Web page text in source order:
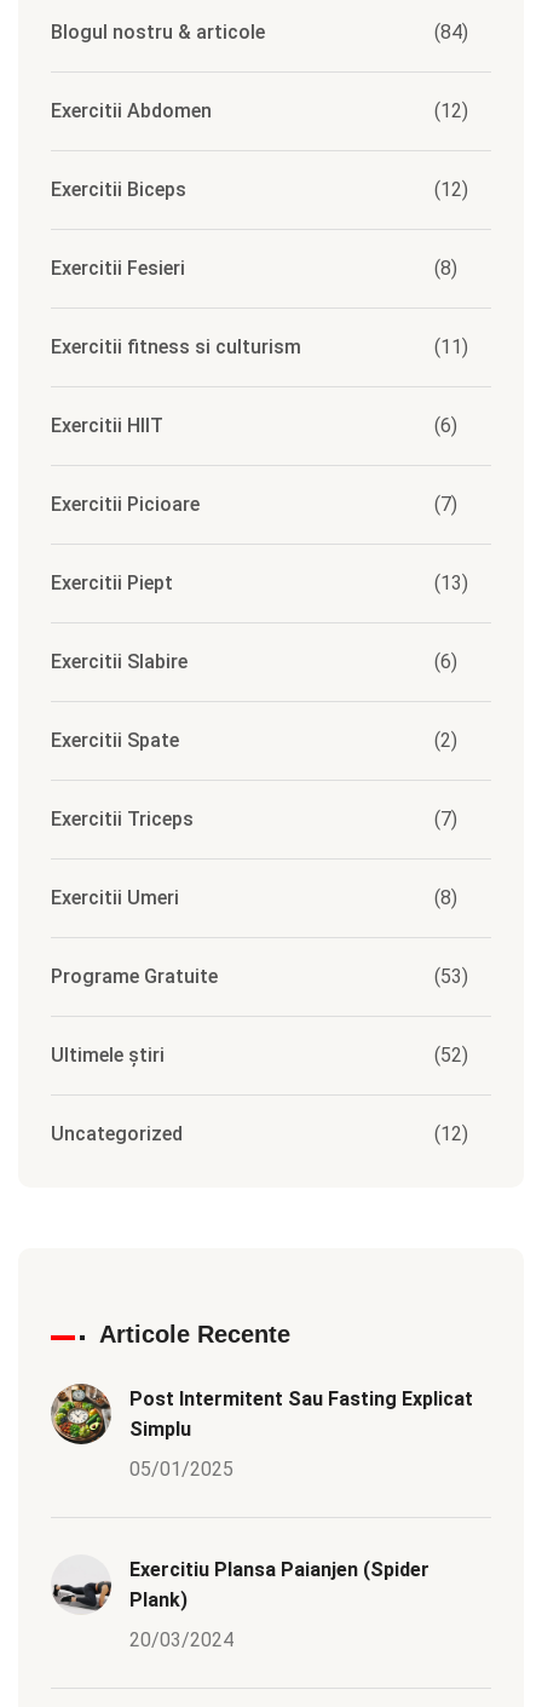
Blogul nostru & articole (84)
Exercitii Abdomen (12)
Exercitii Biceps (12)
Exercitii Fesieri (8)
Exercitii fitness si culturism (11)
Exercitii HIIT (6)
Exercitii Picioare (7)
Exercitii Piept (13)
Exercitii Slabire (6)
Exercitii Spate (2)
Exercitii Triceps (7)
Exercitii Umeri (8)
Programe Gratuite (53)
Ultimele știri (52)
Uncategorized (12)
Articole Recente
Post Intermitent Sau Fasting Explicat
Simplu
05/01/2025
Exercitiu Plansa Paianjen (Spider
Plank)
20/03/2024